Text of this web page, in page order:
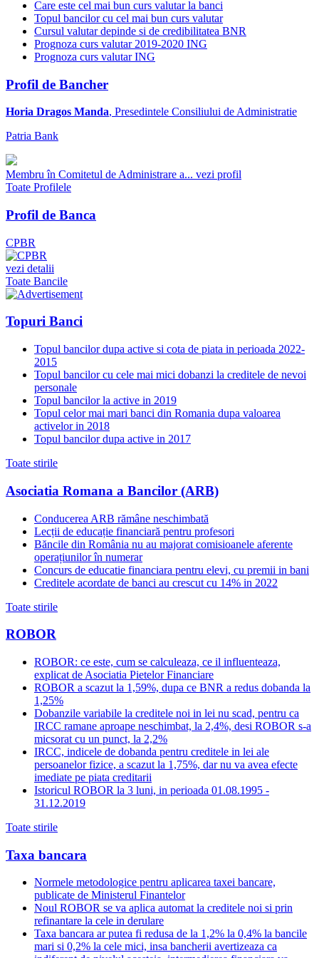
Care este cel mai bun curs valutar la banci
Topul bancilor cu cel mai bun curs valutar
Cursul valutar depinde si de credibilitatea BNR
Prognoza curs valutar 2019-2020 ING
Prognoza curs valutar ING
Profil de Bancher
Horia Dragos Manda, Presedintele Consiliului de Administratie
Patria Bank
Membru în Comitetul de Administrare a... vezi profil
Toate Profilele
Profil de Banca
CPBR
vezi detalii
Toate Bancile
Topuri Banci
Topul bancilor dupa active si cota de piata in perioada 2022-
2015
Topul bancilor cu cele mai mici dobanzi la creditele de nevoi
personale
Topul bancilor la active in 2019
Topul celor mai mari banci din Romania dupa valoarea
activelor in 2018
Topul bancilor dupa active in 2017
Toate stirile
Asociatia Romana a Bancilor (ARB)
Conducerea ARB rămâne neschimbată
Lecții de educație financiară pentru profesori
Băncile din România nu au majorat comisioanele aferente
operațiunilor în numerar
Concurs de educatie financiara pentru elevi, cu premii in bani
Creditele acordate de banci au crescut cu 14% in 2022
Toate stirile
ROBOR
ROBOR: ce este, cum se calculeaza, ce il influenteaza,
explicat de Asociatia Pietelor Financiare
ROBOR a scazut la 1,59%, dupa ce BNR a redus dobanda la
1,25%
Dobanzile variabile la creditele noi in lei nu scad, pentru ca
IRCC ramane aproape neschimbat, la 2,4%, desi ROBOR s-a
micsorat cu un punct, la 2,2%
IRCC, indicele de dobanda pentru creditele in lei ale
persoanelor fizice, a scazut la 1,75%, dar nu va avea efecte
imediate pe piata creditarii
Istoricul ROBOR la 3 luni, in perioada 01.08.1995 -
31.12.2019
Toate stirile
Taxa bancara
Normele metodologice pentru aplicarea taxei bancare,
publicate de Ministerul Finantelor
Noul ROBOR se va aplica automat la creditele noi si prin
refinantare la cele in derulare
Taxa bancara ar putea fi redusa de la 1,2% la 0,4% la bancile
mari si 0,2% la cele mici, insa bancherii avertizeaza ca